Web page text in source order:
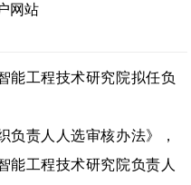
网站
工程技术研究院拟任负
责人人选审核办法》，
能工程技术研究院负责人